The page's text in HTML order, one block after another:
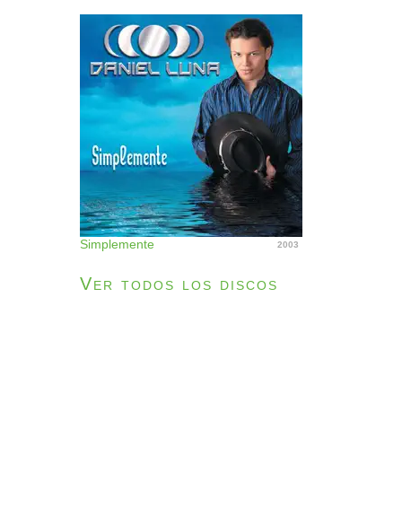
Simplemente 2003
Ver todos los discos